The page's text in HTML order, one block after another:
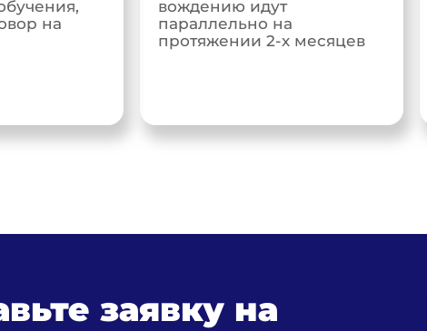
на
вождению идут
параллельно на
протяжении 2-х месяцев
заявку на